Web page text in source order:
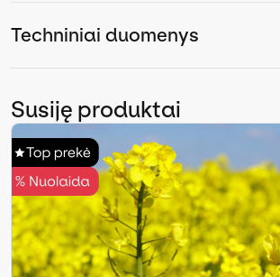
Techniniai duomenys
Susiję produktai